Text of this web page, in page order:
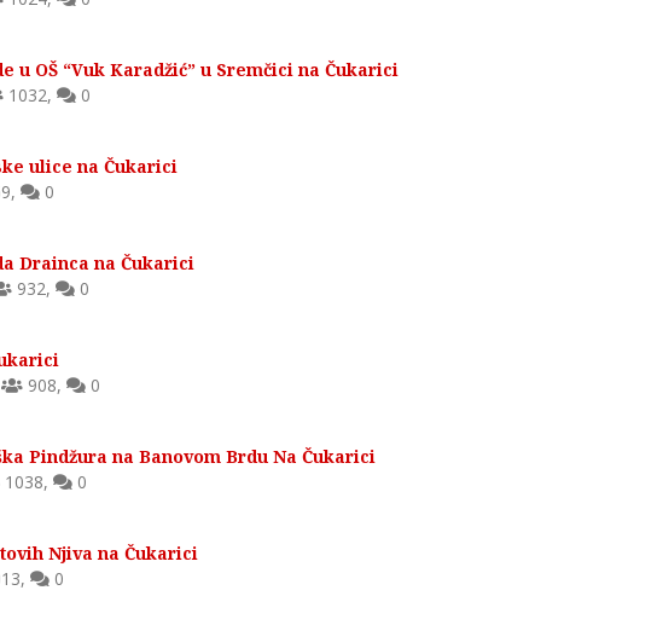
u OŠ “Vuk Karadžić” u Sremčici na Čukarici
1032, 0
ulice na Čukarici
, 0
Drainca na Čukarici
932, 0
908, 0
Pindžura na Banovom Brdu Na Čukarici
1038, 0
Njiva na Čukarici
, 0